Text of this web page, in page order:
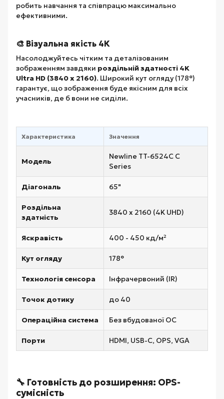
робить навчання та співпрацю максимально
ефективними.
🎨 Візуальна якість 4К
Насолоджуйтесь чітким та деталізованим
зображенням завдяки роздільній здатності 4K
Ultra HD (3840 x 2160). Широкий кут огляду (178°)
гарантує, що зображення буде якісним для всіх
учасників, де б вони не сиділи.
Характеристика Значення
Модель
Newline TT-6524C C
Series
Діагональ 65"
Роздільна
здатність
3840 x 2160 (4K UHD)
Яскравість 400 - 450 кд/м²
Кут огляду 178°
Технологія сенсора Інфрачервоний (IR)
Точок дотику до 40
Операційна система Без вбудованої ОС
Порти HDMI, USB-C, OPS, VGA
🔧 Готовність до розширення: OPS-
сумісність